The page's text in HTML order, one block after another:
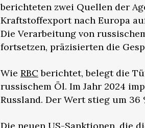
berichteten zwei Quellen der
Kraftstoffexport nach Europa
Die Verarbeitung von
fortsetzen, präzisierten die
Wie RBCberichtet, belegt die
russischem Öl. Im Jahr 2024
Russland. Der Wert stieg um